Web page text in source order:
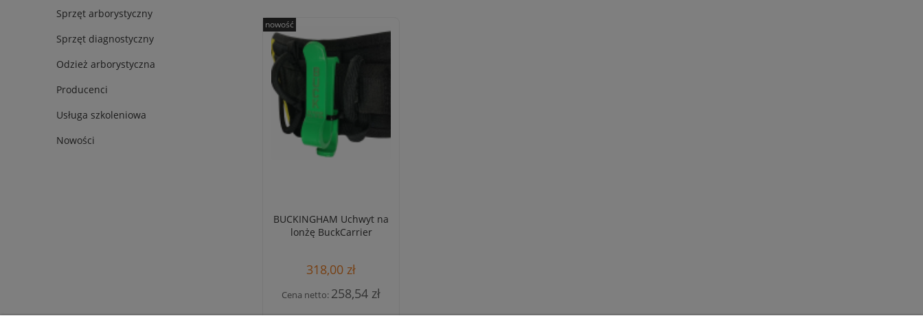
Sprzęt arborystyczny
Sprzęt diagnostyczny
Odzież arborystyczna
Producenci
Usługa szkoleniowa
Nowości
BUCKINGHAM Uchwyt na
lonżę BuckCarrier
318,00 zł
Cena netto: 258,54 zł
nowość